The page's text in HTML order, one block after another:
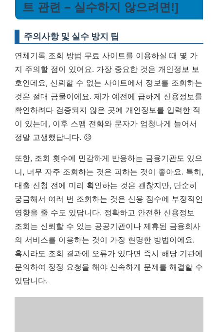
트 관련 – 실수하지 않으려면!]
주의사항 및 실수 방지 팁
연체기록 조회 방법 무료 사이트를 이용하실 때 몇 가
지 주의할 점이 있어요. 가장 중요한 것은 개인정보 보
호인데요, 신뢰할 수 없는 사이트에서 정보를 조회하는
것은 절대 금물이에요. 제가 예전에 급하게 신용정보를
확인하려다 검증되지 않은 곳에 개인정보를 입력한 적
이 있는데, 이후 스팸 전화와 문자가 엄청나게 늘어서
정말 고생했답니다. 😥
또한, 조회 횟수에 민감하게 반응하는 금융기관도 있으
니, 너무 자주 조회하는 것은 피하는 것이 좋아요. 특히,
대출 신청 전에 미리 확인하는 것은 괜찮지만, 단순히
궁금해서 여러 번 조회하는 것은 신용 점수에 부정적인
영향을 줄 수도 있답니다. 정확하고 안전한 신용정보
조회는 신뢰할 수 있는 공공기관이나 제휴된 금융회사
의 서비스를 이용하는 것이 가장 현명한 방법이에요.
혹시라도 조회 결과에 오류가 있다면 즉시 해당 기관에
문의하여 정정 요청을 해야 신속하게 문제를 해결할 수
있답니다.